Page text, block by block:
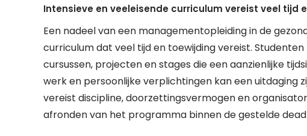
Intensieve en veeleisende curriculum vereist veel tijd
Een nadeel van een managementopleiding in de
curriculum dat veel tijd en toewijding vereist.
cursussen, projecten en stages die een aanzienlijke
werk en persoonlijke verplichtingen kan een uitdaging
vereist discipline, doorzettingsvermogen en
afronden van het programma binnen de gestelde